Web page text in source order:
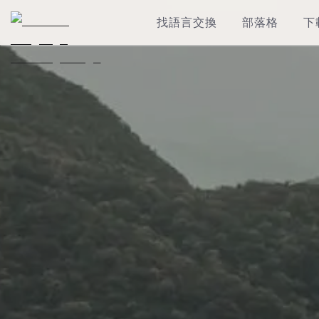
找語言交換 部落格 下